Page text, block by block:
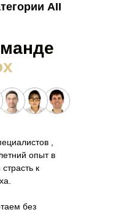
AII
,
опыт в
к
без